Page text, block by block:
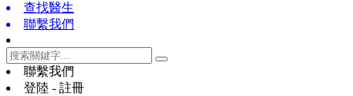
查找醫生
聯繫我們
聯繫我們
登陸 - 註冊